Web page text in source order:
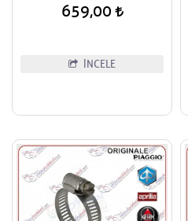
659,00
İNCELE